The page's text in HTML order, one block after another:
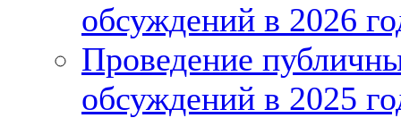
обсуждений в 2026
Проведение
обсуждений в 2025